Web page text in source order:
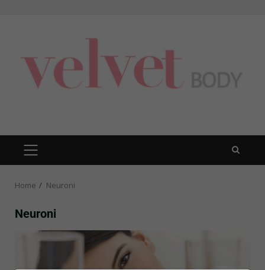
PRIMARY
MENU
Home Neuroni
Neuroni